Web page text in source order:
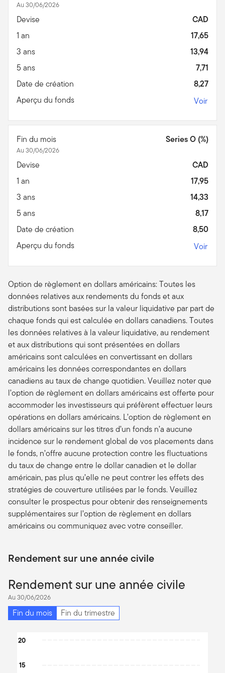
Au 30/06/2026
Devise
CAD
1 an
17,65
3 ans
13,94
5 ans
7,71
Date de création
8,27
Aperçu du fonds
Voir
Fin du mois
Au 30/06/2026
Series O (%)
Devise
CAD
1 an
17,95
3 ans
14,33
5 ans
8,17
Date de création
8,50
Aperçu du fonds
Voir
Option de règlement en dollars américains: Toutes les
données relatives aux rendements du fonds et aux
distributions sont basées sur la valeur liquidative par part de
chaque fonds qui est calculée en dollars canadiens. Toutes
les données relatives à la valeur liquidative, au rendement
et aux distributions qui sont présentées en dollars
américains sont calculées en convertissant en dollars
américains les données correspondantes en dollars
canadiens au taux de change quotidien. Veuillez noter que
l’option de règlement en dollars américains est offerte pour
accommoder les investisseurs qui préfèrent effectuer leurs
opérations en dollars américains. L’option de règlement en
dollars américains sur les titres d’un fonds n’a aucune
incidence sur le rendement global de vos placements dans
le fonds, n’offre aucune protection contre les fluctuations
du taux de change entre le dollar canadien et le dollar
américain, pas plus qu’elle ne peut contrer les effets des
stratégies de couverture utilisées par le fonds. Veuillez
consulter le prospectus pour obtenir des renseignements
supplémentaires sur l’option de règlement en dollars
américains ou communiquez avec votre conseiller.
Rendement sur une année civile
Rendement sur une année civile
Au 30/06/2026
Fin du mois Fin du trimestre
Chart
The chart has 1 X axis displaying categories.
15
20